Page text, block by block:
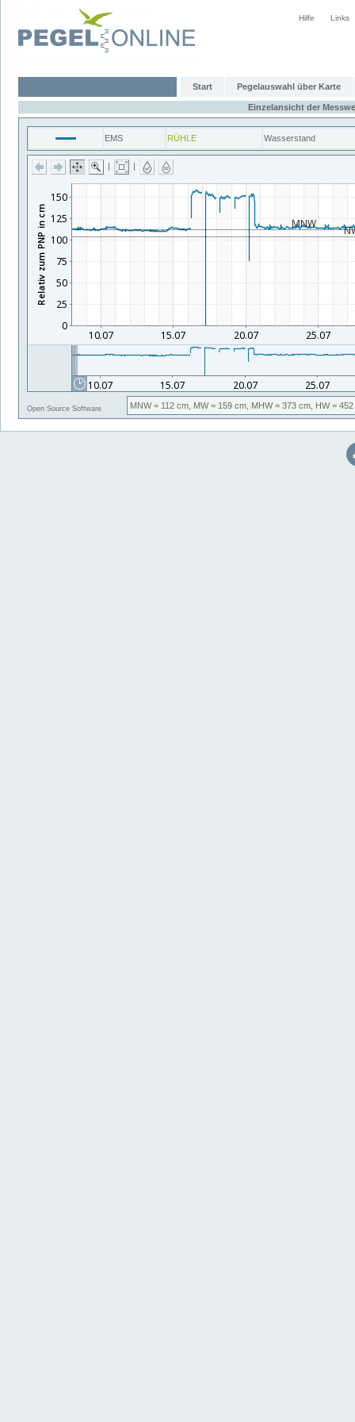
Hilfe Links
Start Pegelauswahl über Karte
Einzelansicht der
EMS RÜHLE Wasserstand
| |
Open Source Software MNW= 112 cm, MW= 159 cm, MHW= 373 cm, HW= 452